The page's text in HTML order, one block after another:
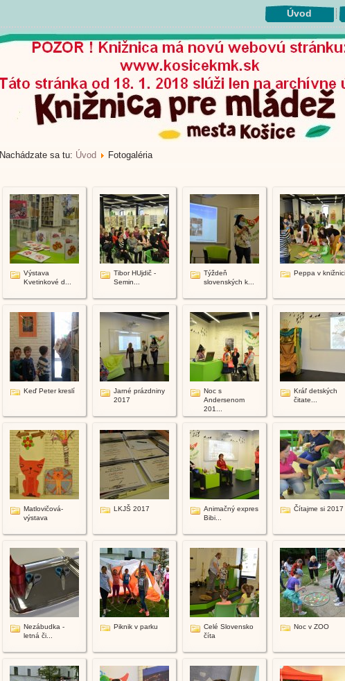
Úvod
Nachádzate sa tu: Úvod Fotogaléria
Výstava
Kvetinkové d...
Tibor HUjdič -
Semin...
Týždeň
slovenských k...
Peppa v knižnici
Keď Peter kreslí
Jarné prázdniny
2017
Noc s
Andersenom
201...
Kráľ detských
čitate...
Matlovičová-
výstava
LKJŠ 2017
Animačný expres
Bibi...
Čítajme si 2017
Nezábudka -
letná či...
Piknik v parku
Celé Slovensko
číta
Noc v ZOO